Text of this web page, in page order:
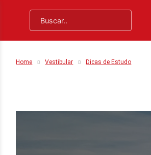
Home Vestibular Dicas de Estudo